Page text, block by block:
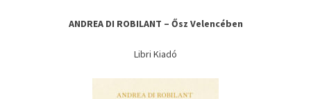
ANDREA DI ROBILANT – Ősz Velencében
Libri Kiadó